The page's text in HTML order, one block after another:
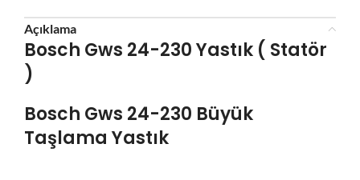
Açıklama
Bosch Gws 24-230 Yastık ( Statör
)
Bosch Gws 24-230 Büyük
Taşlama Yastık